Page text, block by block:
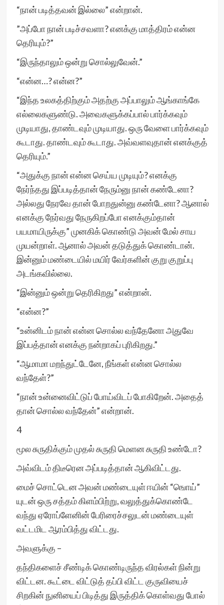
“நான் படித்தவன் இல்லை” என்றான்.
”அப்போ நான் படிச்சவளா? எனக்கு மாத்திரம் என்ன
தெரியும்?”
“இருந்தாலும் ஒன்று சொல்லுவேன்.”
“என்ன…? என்ன?”
“இந்த உலகத்திற்கும் அதற்கு அப்பாலும் ஆங்காங்கே
எல்லைகளுண்டு. அவைகளுக்கப்பால் பார்க்கவும்
முடியாது, தாண்டவும் முடியாது. ஒரு வேளை பார்க்கவும்
கூடாது. தாண்டவும் கூடாது. அவ்வளவுதான் எனக்குத்
தெரியும்.”
“அதுக்கு நான் என்ன செய்ய முடியும்? எனக்கு
நேர்ந்தது இப்படித்தான் நேரும்னு நான் கண்டேனா?
அல்லது நேரவே தான் போறதுன்னு கண்டேனா? ஆனால்
எனக்கு நேர்வது நேருகிறப்போ எனக்கும்தான்
பயமாயிருக்கு” முனகிக் கொண்டு அவன் மேல் சாய
முயன்றாள். ஆனால் அவன் தடுத்துக் கொண்டான்.
இன்னும் மண்டையில் மயிர் வேர்களின் குறு குறுப்பு
அடங்கவில்லை.
“இன்னும் ஒன்று தெரிகிறது” என்றான்.
“என்ன?”
“உன்னிடம் நான் என்ன சொல்ல வந்தேனோ அதுவே
இப்பத்தான் எனக்கு நன்றாகப் புரிகிறது.”
“ஆமாமா மறந்துட்டேனே, நீங்கள் என்ன சொல்ல
வந்தேள்?”
“நான் உன்னைவிட்டுப் போய்விடப் போகிறேன். அதைத்
தான் சொல்ல வந்தேன்” என்றான்.
4
மூல சுருதிக்கும் முதல் சுருதி மெளன சுருதி உண்டோ?
அவ்விடம் திடீரென அப்படித்தான் ஆகிவிட்டது.
மைச் சொட்டென அவன் மண்டையுள் ஈயின் “ஙொய்”
யுடன் ஒரு சத்தம் கிளம்பிற்று, வலுத்துக்கொண்டே
வந்து ஏரோப்ளேனின் பேரிரைச்சலுடன் மண்டையுள்
வட்டமிட ஆரம்பித்து விட்டது.
அவளுக்கு –
தந்திகளைச் சீண்டிக் கொண்டிருந்த விரல்கள் நின்று
விட்டன. கூட்டை விட்டுத் தப்பி விட்ட குருவியைச்
சிறகின் நுனியைப் பிடித்து இருத்திக் கொள்வது போல்